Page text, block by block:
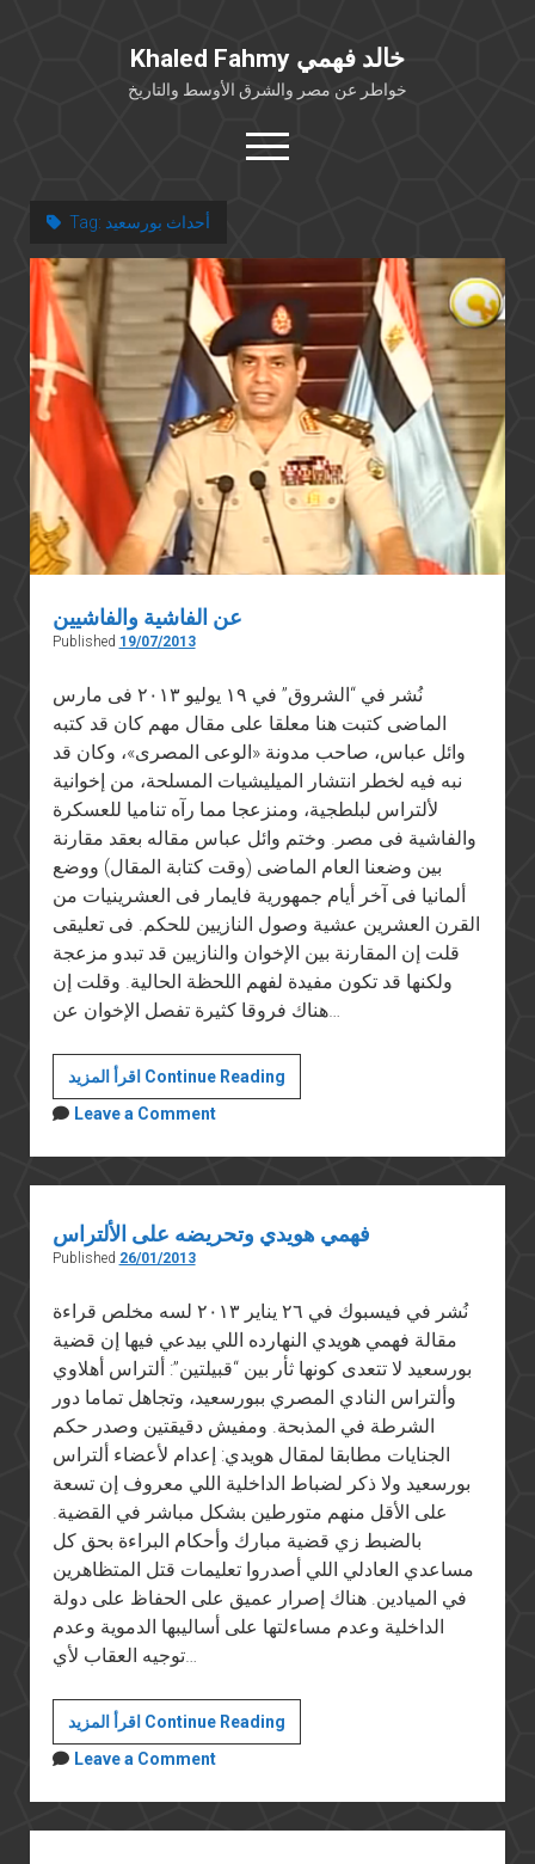
Khaled Fahmy خالد فهمي
خواطر عن مصر والشرق الأوسط والتاريخ
open
menu
خلفية شخصية
كتابات أكاديمية
مقالات صحافية
بوستات من فيسبوك
مقابلات في الإعلام
Languages
Tag: أحداث بورسعيد
عن الفاشية والفاشيين
Published 19/07/2013
نُشر في “الشروق” في ١٩ يوليو ٢٠١٣ فى مارس
الماضى كتبت هنا معلقا على مقال مهم كان قد كتبه
وائل عباس، صاحب مدونة «الوعى المصرى»، وكان قد
نبه فيه لخطر انتشار الميليشيات المسلحة، من إخوانية
لألتراس لبلطجية، ومنزعجا مما رآه تناميا للعسكرة
والفاشية فى مصر. وختم وائل عباس مقاله بعقد مقارنة
بين وضعنا العام الماضى (وقت كتابة المقال) ووضع
ألمانيا فى آخر أيام جمهورية فايمار فى العشرينيات من
القرن العشرين عشية وصول النازيين للحكم. فى تعليقى
قلت إن المقارنة بين الإخوان والنازيين قد تبدو مزعجة
ولكنها قد تكون مفيدة لفهم اللحظة الحالية. وقلت إن
هناك فروقا كثيرة تفصل الإخوان عن…
اقرأ المزيد Continue Readingعن
الفاشية
Leave a Comment
فهمي هويدي وتحريضه على الألتراس
Published 26/01/2013
نُشر في فيسبوك في ٢٦ يناير ٢٠١٣ لسه مخلص قراءة
مقالة فهمي هويدي النهارده اللي بيدعي فيها إن قضية
بورسعيد لا تتعدى كونها ثأر بين “قبيلتين”: ألتراس أهلاوي
وألتراس النادي المصري ببورسعيد، وتجاهل تماما دور
الشرطة في المذبحة. ومفيش دقيقتين وصدر حكم
الجنايات مطابقا لمقال هويدي: إعدام لأعضاء ألتراس
بورسعيد ولا ذكر لضباط الداخلية اللي معروف إن تسعة
على الأقل منهم متورطين بشكل مباشر في القضية.
بالضبط زي قضية مبارك وأحكام البراءة بحق كل
مساعدي العادلي اللي أصدروا تعليمات قتل المتظاهرين
في الميادين. هناك إصرار عميق على الحفاظ على دولة
الداخلية وعدم مساءلتها على أساليبها الدموية وعدم
توجيه العقاب لأي…
اقرأ المزيد Continue Readingفهمي
هويدي
على
الألتراس
Leave a Comment